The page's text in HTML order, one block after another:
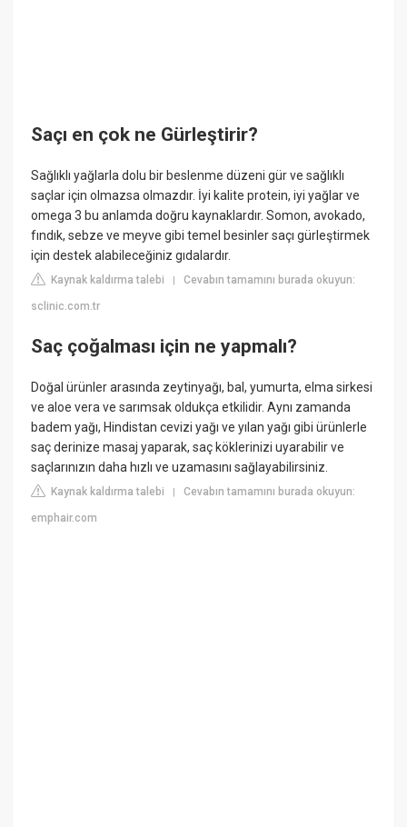
Saçı en çok ne Gürleştirir?
Sağlıklı yağlarla dolu bir beslenme düzeni gür ve sağlıklı
saçlar için olmazsa olmazdır. İyi kalite protein, iyi yağlar ve
omega 3 bu anlamda doğru kaynaklardır. Somon, avokado,
fındık, sebze ve meyve gibi temel besinler saçı gürleştirmek
için destek alabileceğiniz gıdalardır.
Kaynak kaldırma talebi |Cevabın tamamını burada okuyun:
sclinic.com.tr
Saç çoğalması için ne yapmalı?
Doğal ürünler arasında zeytinyağı, bal, yumurta, elma sirkesi
ve aloe vera ve sarımsak oldukça etkilidir. Aynı zamanda
badem yağı, Hindistan cevizi yağı ve yılan yağı gibi ürünlerle
saç derinize masaj yaparak, saç köklerinizi uyarabilir ve
saçlarınızın daha hızlı ve uzamasını sağlayabilirsiniz.
Kaynak kaldırma talebi |Cevabın tamamını burada okuyun:
emphair.com